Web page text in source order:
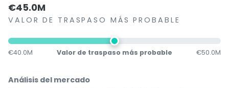
€45.0M
VALOR DE TRASPASO MÁS PROBABLE
€40.0M Valor de traspaso más probable €50.0M
Análisis del mercado